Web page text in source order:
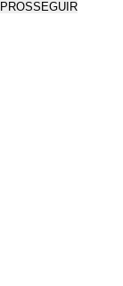
PROSSEGUIR